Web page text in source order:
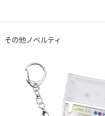
その他ノベルティ